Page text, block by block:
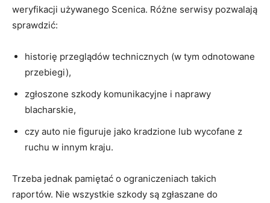
weryfikacji używanego Scenica. Różne serwisy pozwalają
sprawdzić:
historię przeglądów technicznych (w tym odnotowane
przebiegi),
zgłoszone szkody komunikacyjne i naprawy
blacharskie,
czy auto nie figuruje jako kradzione lub wycofane z
ruchu w innym kraju.
Trzeba jednak pamiętać o ograniczeniach takich
raportów. Nie wszystkie szkody są zgłaszane do